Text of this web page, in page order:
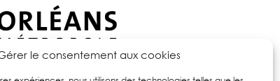
le consentement aux cookies